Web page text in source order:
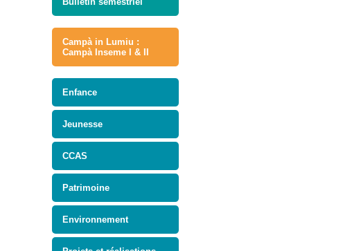
Campà in Lumiu :
Campà Inseme I & II
Enfance
Jeunesse
CCAS
Patrimoine
Environnement